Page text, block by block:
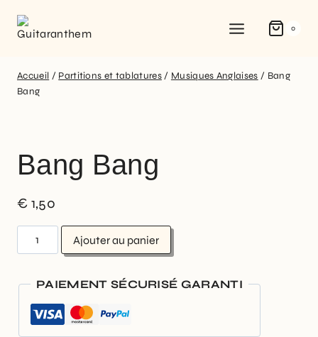
0
Accueil / Partitions et tablatures / Musiques Anglaises / Bang
Bang
Bang Bang
€ 1,50
Ajouter au panier
PAIEMENT SÉCURISÉ GARANTI